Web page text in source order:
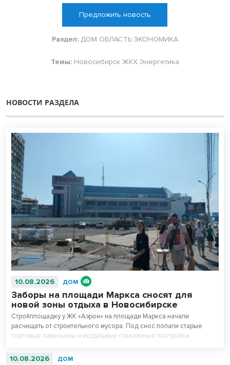
Предложить новость
Раздел: ДОМ ОБЛАСТЬ ЭКОНОМИКА
Темы: Новосибирск ЖКХ Энергетика
НОВОСТИ РАЗДЕЛА
10.08.2026 ДОМ
Заборы на площади Маркса сносят для
новой зоны отдыха в Новосибирске
Стройплощадку у ЖК «Аэрон» на площади Маркса начали
расчищать от строительного мусора. Под снос попали старые
торговые павильоны и модульные стеклянные постройки,
застройщика, вокруг комплекса апартаментов начали
10.08.2026 ДОМ